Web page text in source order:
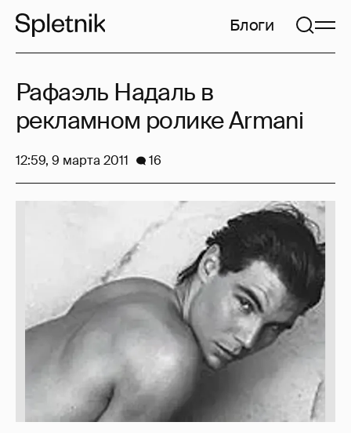
Блоги
Рафаэль Надаль в
рекламном ролике Armani
12:59, 9 марта 2011 16